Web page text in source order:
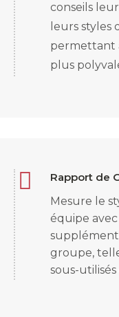
conseils
leurs styles
permettant
plus

Rapport de
Mesure le
équipe
groupe,
sous-utilisés